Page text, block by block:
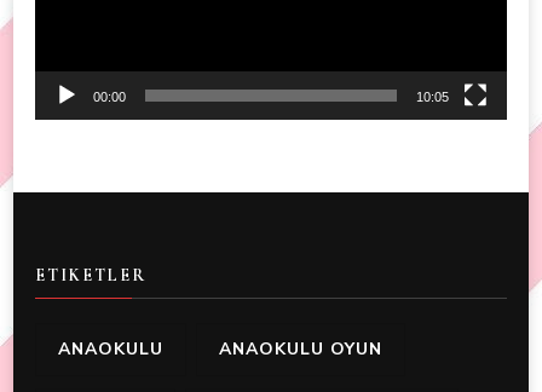
00:00 10:05
ETIKETLER
ANAOKULU ANAOKULU OYUN